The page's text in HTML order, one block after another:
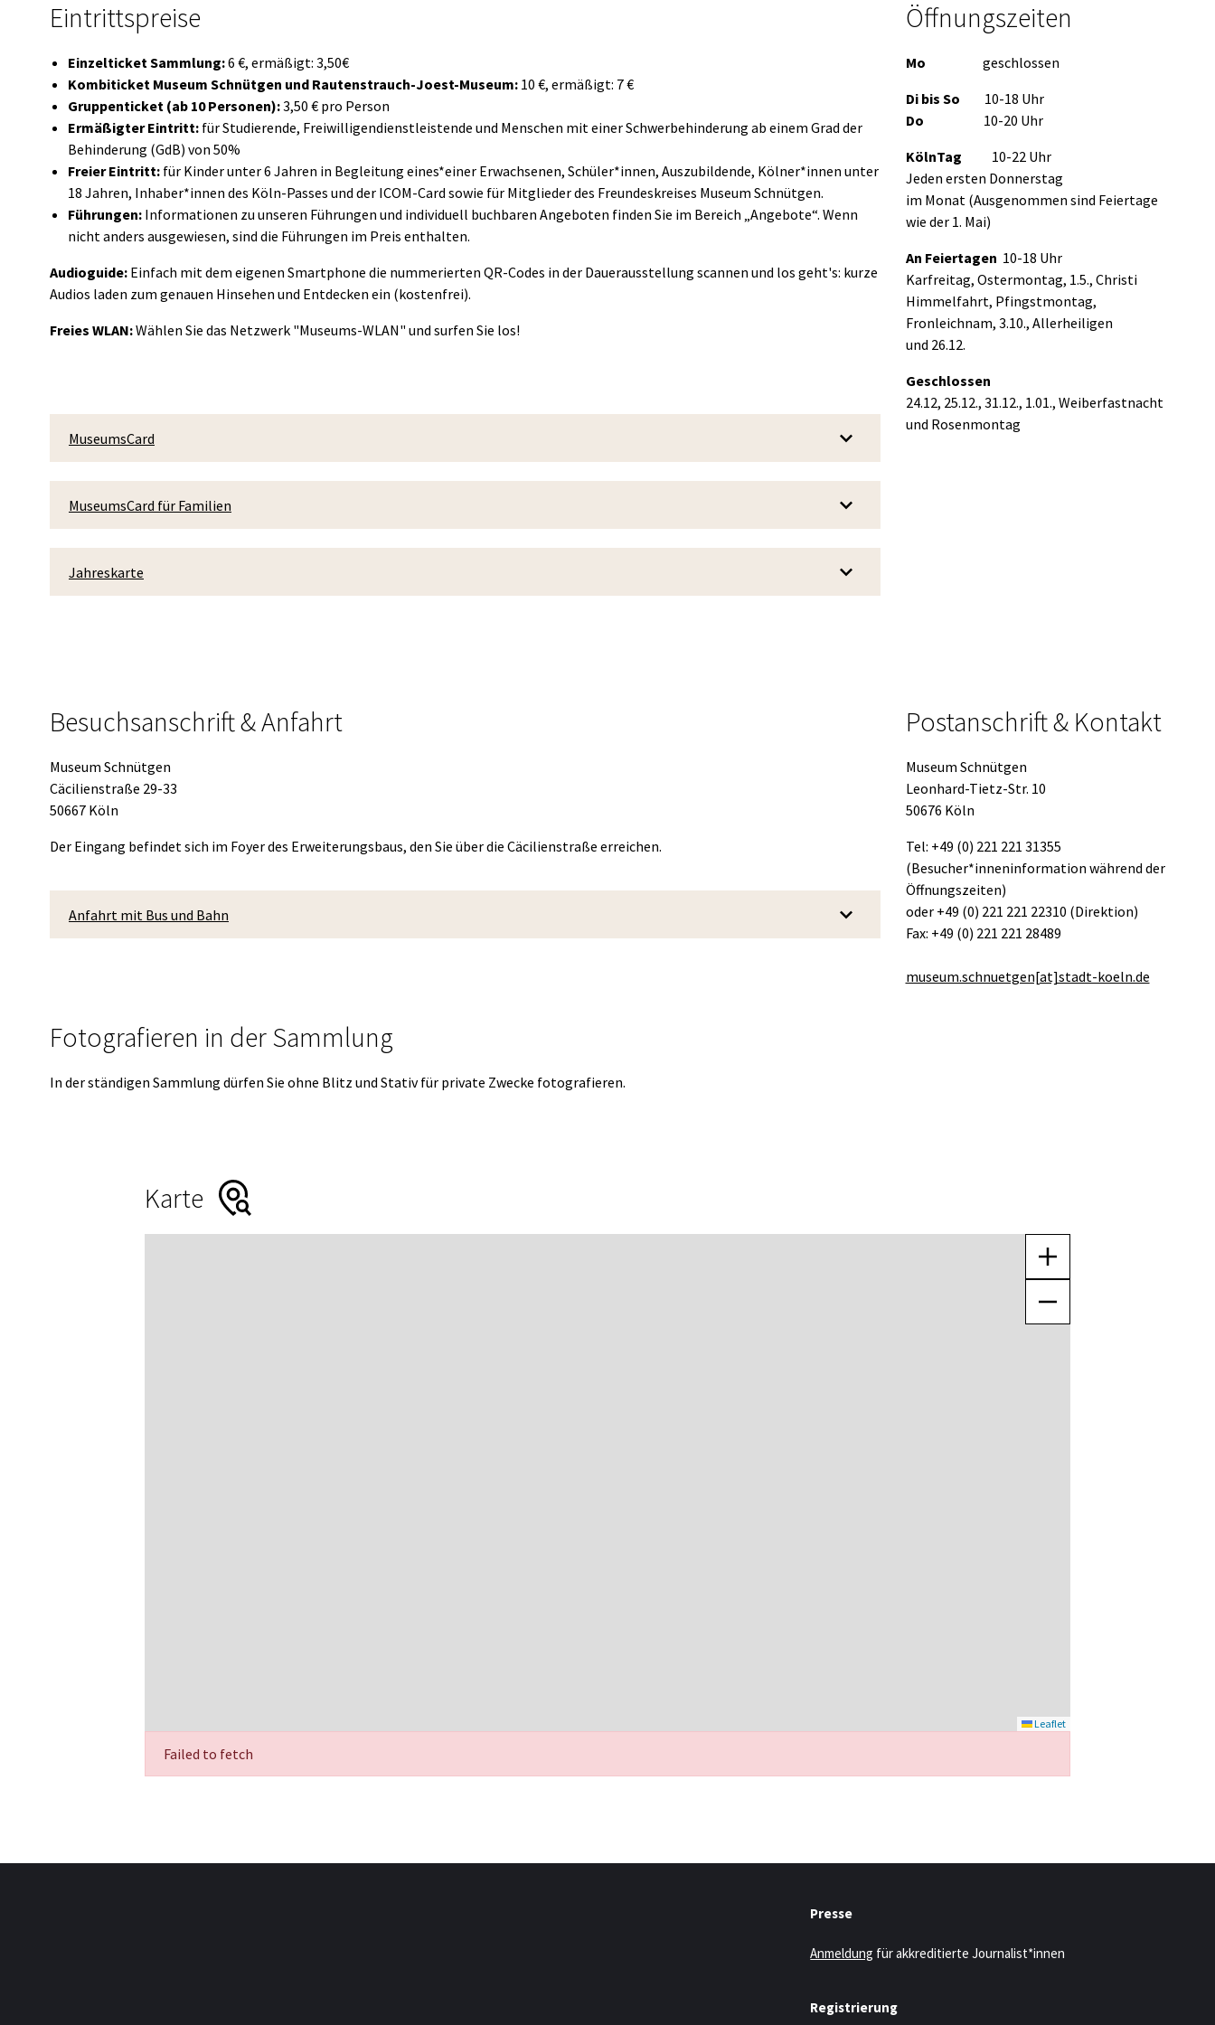
Eintrittspreise
Einzelticket Sammlung:6 €, ermäßigt: 3,50€
Kombiticket Museum Schnütgen und Rautenstrauch-Joest-Museum: 10 €, ermäßigt: 7 €
Gruppenticket (ab 10 Personen):3,50 € pro Person
Ermäßigter Eintritt: für Studierende, Freiwilligendienstleistende und Menschen mit einer Schwerbehinderung ab einem Grad der
Behinderung (GdB) von 50%
Freier Eintritt: für Kinder unter 6 Jahren in Begleitung eines*einer Erwachsenen, Schüler*innen, Auszubildende, Kölner*innen unter
18 Jahren, Inhaber*innen des Köln-Passes und der ICOM-Card sowie für Mitglieder des Freundeskreises Museum Schnütgen.
Führungen: Informationen zu unseren Führungen und individuell buchbaren Angeboten finden Sie im Bereich „Angebote“. Wenn
nicht anders ausgewiesen, sind die Führungen im Preis enthalten.
Audioguide: Einfach mit dem eigenen Smartphone die nummerierten QR-Codes in der Dauerausstellung scannen und los geht's: kurze
Audios laden zum genauen Hinsehen und Entdecken ein (kostenfrei).
Freies WLAN:Wählen Sie das Netzwerk "Museums-WLAN" und surfen Sie los!
MuseumsCard
MuseumsCard für Familien
Jahreskarte
Öffnungszeiten
Mo geschlossen
Di bis So 10-18 Uhr
Do 10-20 Uhr
KölnTag 10-22 Uhr
Jeden ersten Donnerstag
im Monat (Ausgenommen sind Feiertage
wie der 1. Mai)
An Feiertagen 10-18 Uhr
Karfreitag, Ostermontag, 1.5., Christi
Himmelfahrt, Pfingstmontag,
Fronleichnam, 3.10., Allerheiligen
und 26.12.
Geschlossen
24.12, 25.12., 31.12., 1.01., Weiberfastnacht
und Rosenmontag
Besuchsanschrift & Anfahrt
Museum Schnütgen
Cäcilienstraße 29-33
50667 Köln
Der Eingang befindet sich im Foyer des Erweiterungsbaus, den Sie über die Cäcilienstraße erreichen.
Anfahrt mit Bus und Bahn
Fotografieren in der Sammlung
In der ständigen Sammlung dürfen Sie ohne Blitz und Stativ für private Zwecke fotografieren.
Postanschrift & Kontakt
Museum Schnütgen
Leonhard-Tietz-Str. 10
50676 Köln
Tel: +49 (0) 221 221 31355
(Besucher*inneninformation während der
Öffnungszeiten)
oder +49 (0) 221 221 22310 (Direktion)
Fax: +49 (0) 221 221 28489
museum.schnuetgen[at]stadt-koeln.de
Karte
Leaflet
Failed to fetch
Presse
Anmeldung für akkreditierte Journalist*innen
Registrierung